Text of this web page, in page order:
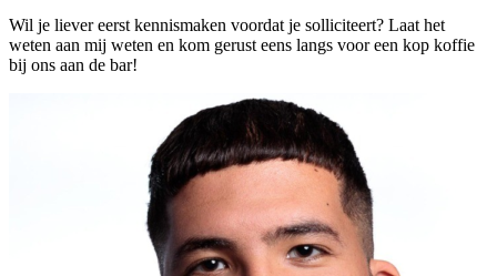
Wil je liever eerst kennismaken voordat je solliciteert? Laat het
weten aan mij weten en kom gerust eens langs voor een kop koffie
bij ons aan de bar!